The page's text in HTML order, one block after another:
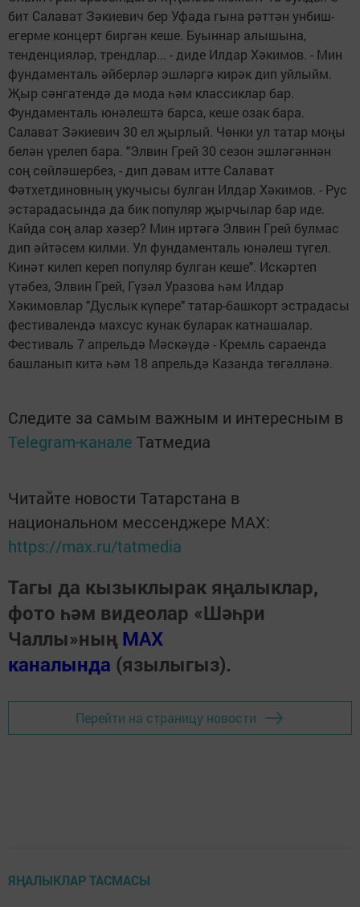
бит Салават Зәкиевич бер Уфада гына рәттән унбиш-
егерме концерт биргән кеше. Буыннар алышына,
тенденцияләр, трендлар... - диде Илдар Хәкимов. - Мин
фундаменталь әйберләр эшләргә кирәк дип уйлыйм.
Җыр сәнгатендә дә мода һәм классиклар бар.
Фундаменталь юнәлештә барса, кеше озак бара.
Салават Зәкиевич 30 ел җырлый. Чөнки ул татар моңы
белән үрелеп бара. "Элвин Грей 30 сезон эшләгәннән
соң сөйләшербез, - дип дәвам итте Салават
Фәтхетдиновның укучысы булган Илдар Хәкимов. - Рус
эстарадасында да бик популяр җырчылар бар иде.
Кайда соң алар хәзер? Мин иртәгә Элвин Грей булмас
дип әйтәсем килми. Ул фундаменталь юнәлеш түгел.
Кинәт килеп кереп популяр булган кеше". Искәртеп
үтәбез, Элвин Грей, Гүзәл Уразова һәм Илдар
Хәкимовлар "Дуслык күпере" татар-башкорт эстрадасы
фестивалендә махсус кунак буларак катнашалар.
Фестиваль 7 апрельдә Мәскәүдә - Кремль сараенда
башланып китә һәм 18 апрельдә Казанда төгәлләнә.
Следите за самым важным и интересным в
Telegram-канале Татмедиа
Читайте новости Татарстана в
национальном мессенджере MАХ:
https://max.ru/tatmedia
Тагы да кызыклырак яңалыклар,
фото һәм видеолар «Шәһри
Чаллы»ның MAX
каналында (язылыгыз).
Перейти на страницу новости
ЯҢАЛЫКЛАР ТАСМАСЫ